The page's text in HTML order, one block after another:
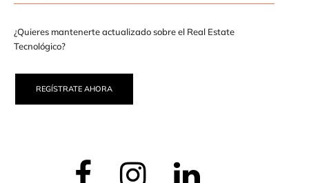
¿Quieres mantenerte actualizado sobre el Real Estate
Tecnológico?
REGÍSTRATE AHORA